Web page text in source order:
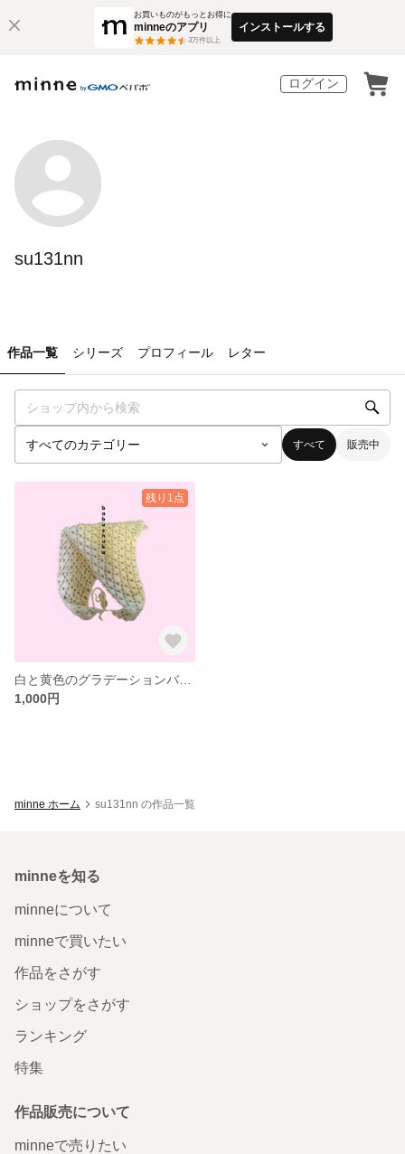
お買いものがもっとお得に
minneのアプリ
3万件以上
インストールする
ログイン
su131nn
作品一覧 シリーズ プロフィール レター
すべて 販売中
残り1点
白と黄色のグラデーションバブーシュカ、バンダナ
1,000円
minne ホーム su131nn の作品一覧
minneを知る
minneについて
minneで買いたい
作品をさがす
ショップをさがす
ランキング
特集
作品販売について
minneで売りたい